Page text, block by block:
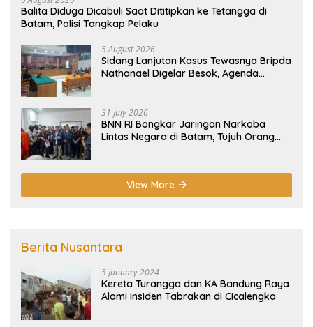
Balita Diduga Dicabuli Saat Dititipkan ke Tetangga di
Batam, Polisi Tangkap Pelaku
5 August 2026
Sidang Lanjutan Kasus Tewasnya Bripda
Nathanael Digelar Besok, Agenda
31 July 2026
BNN RI Bongkar Jaringan Narkoba
Lintas Negara di Batam, Tujuh Orang
View More
Berita Nusantara
5 January 2024
Kereta Turangga dan KA Bandung Raya
Alami Insiden Tabrakan di Cicalengka